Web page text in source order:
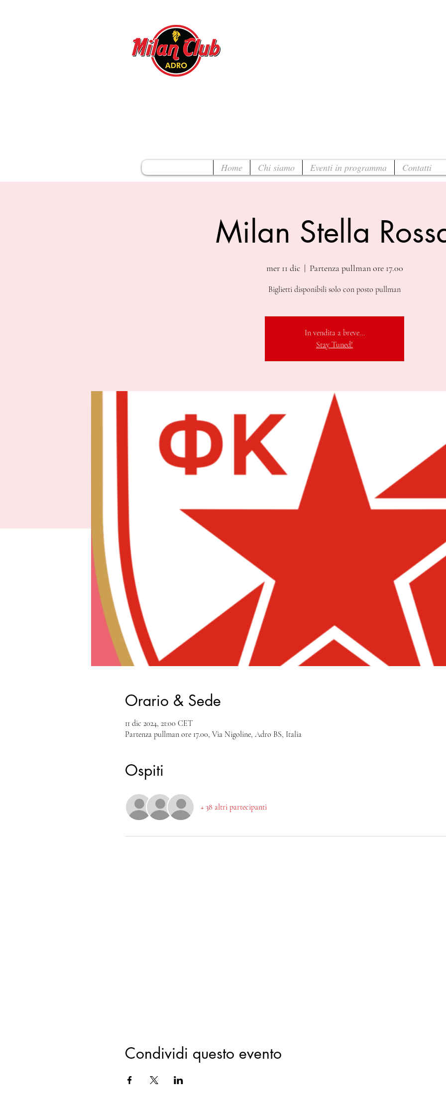
Home Chi siamo Eventi in programma Contatti
Milan Stella
mer 11 dic
  |
Partenza pullman ore 17.00
Biglietti disponibili solo con posto pullman
In vendita a breve...
Stay Tuned!
Orario & Sede
11 dic 2024, 21:00 CET
Partenza pullman ore 17.00, Via Nigoline, Adro BS, Italia
Ospiti
+ 38 altri partecipanti
Condividi questo evento